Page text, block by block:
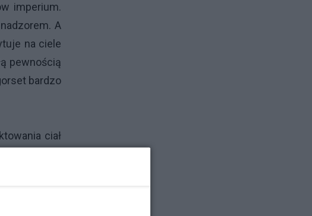
imperium.
A
na ciele
pewnością
bardzo
ciał
był
nadzorem
cennym
władze